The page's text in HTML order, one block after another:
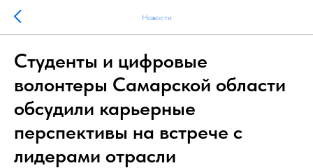
Новости
Студенты и цифровые
волонтеры Самарской области
обсудили карьерные
перспективы на встрече с
лидерами отрасли